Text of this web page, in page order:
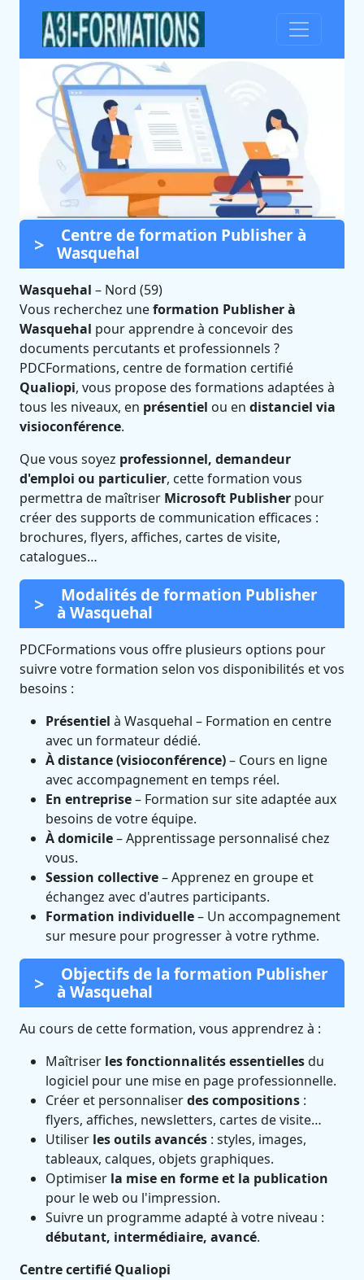
Formation Publisher à
Wasquehal (Nord)
Certifié Qualiopi et éligible CPF
Centre de formation Publisher à
Wasquehal
Wasquehal – Nord (59)
Vous recherchez uneformation Publisher à
Wasquehal pour apprendre à concevoir des
documents percutants et professionnels ?
PDCFormations, centre de formation certifié
Qualiopi, vous propose des formations adaptées à
tous les niveaux, en présentiel ou en distanciel via
visioconférence.
Que vous soyez professionnel, demandeur
d'emploi ou particulier, cette formation vous
permettra de maîtriser Microsoft Publisher pour
créer des supports de communication efficaces :
brochures, flyers, affiches, cartes de visite,
catalogues…
Modalités de formation Publisher
à Wasquehal
PDCFormations vous offre plusieurs options pour
suivre votre formation selon vos disponibilités et vos
besoins :
Présentiel à Wasquehal – Formation en centre
avec un formateur dédié.
À distance (visioconférence)– Cours en ligne
avec accompagnement en temps réel.
En entreprise– Formation sur site adaptée aux
besoins de votre équipe.
À domicile– Apprentissage personnalisé chez
vous.
Session collective– Apprenez en groupe et
échangez avec d'autres participants.
Formation individuelle– Un accompagnement
sur mesure pour progresser à votre rythme.
Objectifs de la formation Publisher
à Wasquehal
Au cours de cette formation, vous apprendrez à :
Maîtriser les fonctionnalités essentiellesdu
logiciel pour une mise en page professionnelle.
Créer et personnaliserdes compositions :
flyers, affiches, newsletters, cartes de visite…
Utiliser les outils avancés : styles, images,
tableaux, calques, objets graphiques.
Optimiser la mise en forme et la publication
pour le web ou l'impression.
Suivre un programme adapté à votre niveau :
débutant, intermédiaire, avancé.
Centre certifié Qualiopi